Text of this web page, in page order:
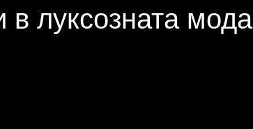
в луксозната мода